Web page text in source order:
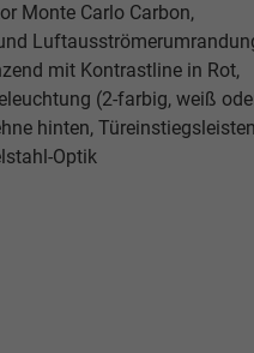
Monte Carlo Carbon,
mit Kontrastline in Rot,
(2-farbig, weiß
hinten,
Optik